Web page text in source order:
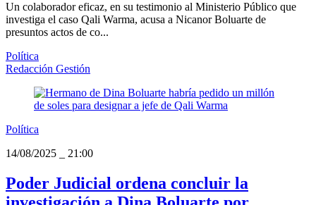
Un colaborador eficaz, en su testimonio al Ministerio Público que
investiga el caso Qali Warma, acusa a Nicanor Boluarte de
presuntos actos de co...
Política
Redacción Gestión
Política
14/08/2025
21:00
Poder Judicial ordena concluir la